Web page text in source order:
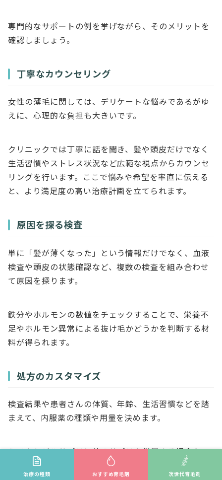
治療の種類 おすすめ育毛剤 次世代育毛剤
専門的なサポートの例を挙げながら、そのメリットを
確認しましょう。
丁寧なカウンセリング
女性の薄毛に関しては、デリケートな悩みであるがゆ
えに、心理的な負担も大きいです。
クリニックでは丁寧に話を聞き、髪や頭皮だけでなく
生活習慣やストレス状況など広範な視点からカウンセ
リングを行います。ここで悩みや希望を率直に伝える
と、より満足度の高い治療計画を立てられます。
原因を探る検査
単に「髪が薄くなった」という情報だけでなく、血液
検査や頭皮の状態確認など、複数の検査を組み合わせ
て原因を探ります。
鉄分やホルモンの数値をチェックすることで、栄養不
足やホルモン異常による抜け毛かどうかを判断する材
料が得られます。
処方のカスタマイズ
検査結果や患者さんの体質、年齢、生活習慣などを踏
まえて、内服薬の種類や用量を決めます。
ミノキシジルサプリと他のサプリを併用する場合も、
相互作用を考慮した提案が行われるため、より安全に